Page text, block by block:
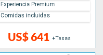
US$ 641 +Tasas
Experiencia Premium
Comidas incluidas